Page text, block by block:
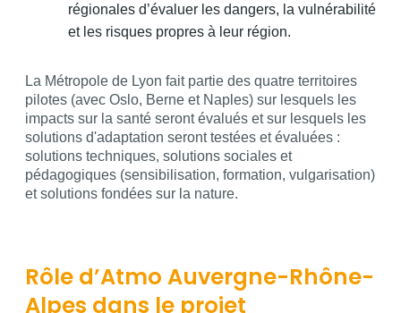
régionales d’évaluer les dangers, la vulnérabilité
et les risques propres à leur région.
La Métropole de Lyon fait partie des quatre territoires
pilotes (avec Oslo, Berne et Naples) sur lesquels les
impacts sur la santé seront évalués et sur lesquels les
solutions d'adaptation seront testées et évaluées :
solutions techniques, solutions sociales et
pédagogiques (sensibilisation, formation, vulgarisation)
et solutions fondées sur la nature.
Rôle d’Atmo Auvergne-Rhône-
Alpes dans le projet